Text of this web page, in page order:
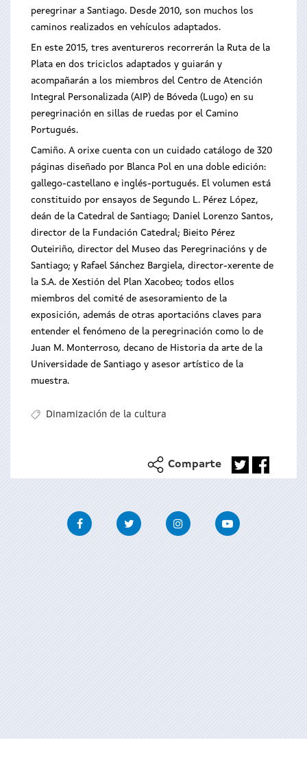
peregrinar a Santiago. Desde 2010, son muchos los
caminos realizados en vehículos adaptados.
En este 2015, tres aventureros recorrerán la Ruta de la
Plata en dos triciclos adaptados y guiarán y
acompañarán a los miembros del Centro de Atención
Integral Personalizada (AIP) de Bóveda (Lugo) en su
peregrinación en sillas de ruedas por el Camino
Portugués.
Camiño. A orixe cuenta con un cuidado catálogo de 320
páginas diseñado por Blanca Pol en una doble edición:
gallego-castellano e inglés-portugués. El volumen está
constituido por ensayos de Segundo L. Pérez López,
deán de la Catedral de Santiago; Daniel Lorenzo Santos,
director de la Fundación Catedral; Bieito Pérez
Outeiriño, director del Museo das Peregrinacións y de
Santiago; y Rafael Sánchez Bargiela, director-xerente de
la S.A. de Xestión del Plan Xacobeo; todos ellos
miembros del comité de asesoramiento de la
exposición, además de otras aportacións claves para
entender el fenómeno de la peregrinación como lo de
Juan M. Monterroso, decano de Historia da arte de la
Universidade de Santiago y asesor artístico de la
muestra.
Dinamización de la cultura
Comparte
FacebookTwitter InstagramYoutube